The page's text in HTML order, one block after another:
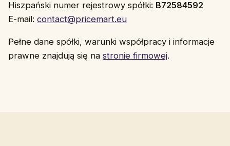
Hiszpański numer rejestrowy spółki: B72584592
E-mail: contact@pricemart.eu
Pełne dane spółki, warunki współpracy i informacje
prawne znajdują się na stronie firmowej.